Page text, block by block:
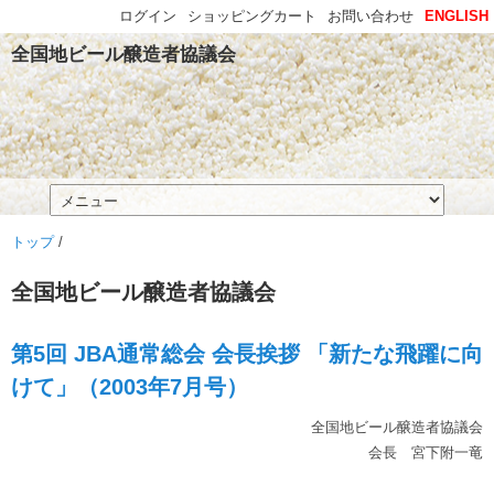
全国地ビール醸造者協議会
トップ/
全国地ビール醸造者協議会
第5回 JBA通常総会 会長挨拶 「新たな飛躍に向
けて」（2003年7月号）
全国地ビール醸造者協議会
会長 宮下附一竜
ENGLISH
お問い合わせ
ショッピングカート
ログイン